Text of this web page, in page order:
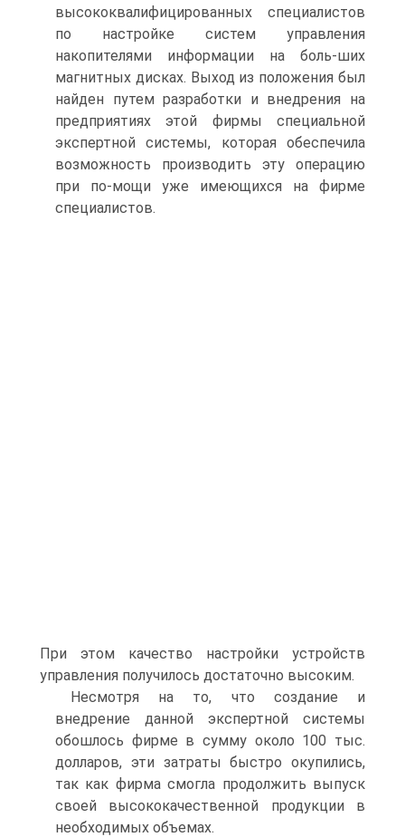
высококвалифицированных специалистов
по настройке систем управления
накопителями информации на боль-ших
магнитных дисках. Выход из положения был
найден путем разработки и внедрения на
предприятиях этой фирмы специальной
экспертной системы, которая обеспечила
возможность производить эту операцию
при по-мощи уже имеющихся на фирме
специалистов.
При этом качество настройки устройств
управления получилось достаточно высоким.
Несмотря на то, что создание и
внедрение данной экспертной системы
обошлось фирме в сумму около 100 тыс.
долларов, эти затраты быстро окупились,
так как фирма смогла продолжить выпуск
своей высококачественной продукции в
необходимых объемах.